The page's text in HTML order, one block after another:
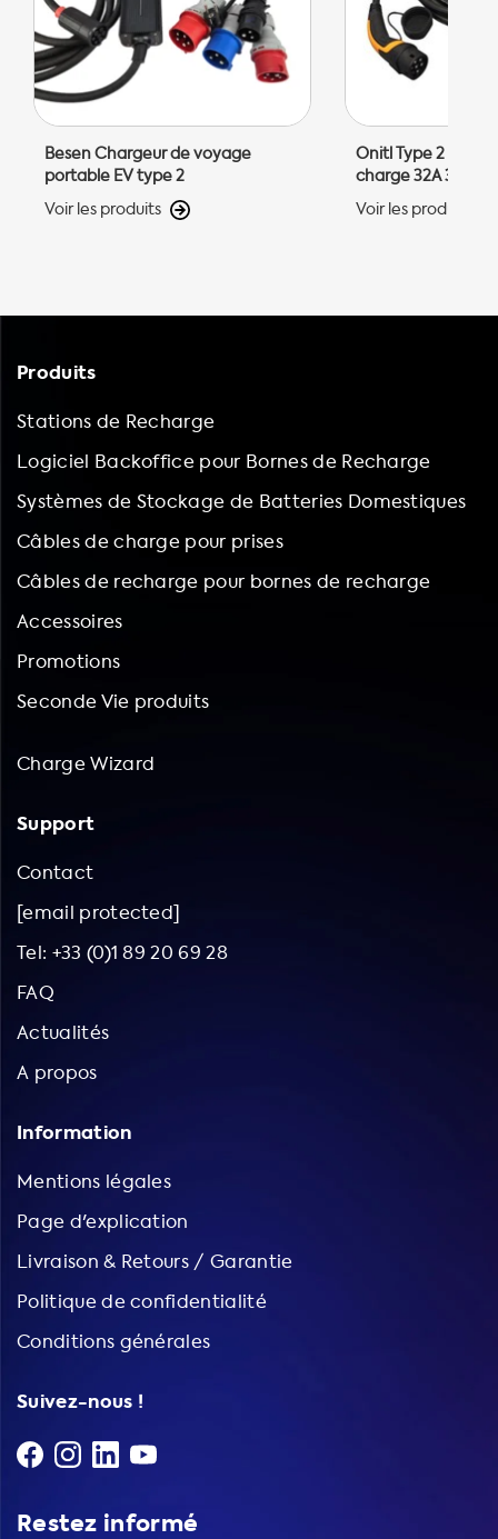
Besen Chargeur de voyage
portable EV type 2
Voir les produits
Onitl Type 2 -
charge 32A 3
Voir les produits
Produits
Stations de Recharge
Logiciel Backoffice pour Bornes de Recharge
Systèmes de Stockage de Batteries Domestiques
Câbles de charge pour prises
Câbles de recharge pour bornes de recharge
Accessoires
Promotions
Seconde Vie produits
Charge Wizard
Support
Contact
[email protected]
Tel: +33 (0)1 89 20 69 28
FAQ
Actualités
A propos
Information
Mentions légales
Page d'explication
Livraison & Retours / Garantie
Politique de confidentialité
Conditions générales
Suivez-nous !
Restez informé